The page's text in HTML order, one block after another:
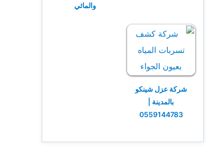
والمائي
شركة عزل شينكو
بالمدينة |
0559144783